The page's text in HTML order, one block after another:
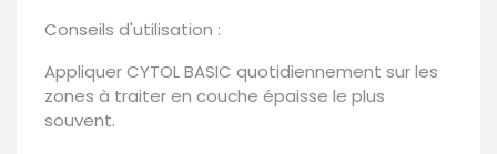
Conseils d'utilisation :
Appliquer CYTOL BASIC quotidiennement sur les
zones à traiter en couche épaisse le plus
souvent.